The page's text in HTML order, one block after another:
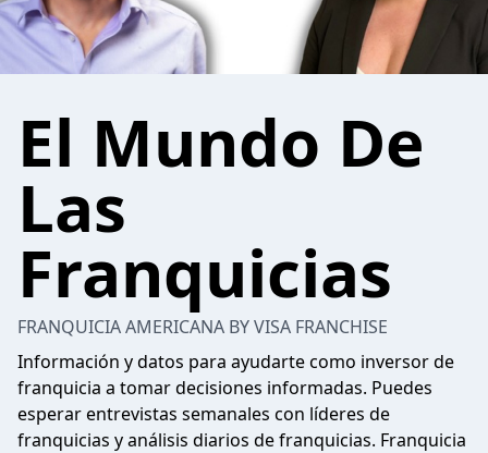
El Mundo De
Las
Franquicias
FRANQUICIA AMERICANA BY VISA FRANCHISE
Información y datos para ayudarte como inversor de
franquicia a tomar decisiones informadas. Puedes
esperar entrevistas semanales con líderes de
franquicias y análisis diarios de franquicias. Franquicia